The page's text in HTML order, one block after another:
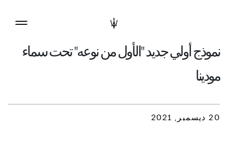
نموذج أولي جديد "الأول من نوعه" تحت سماء
مودينا
20 ديسمبر, 2021